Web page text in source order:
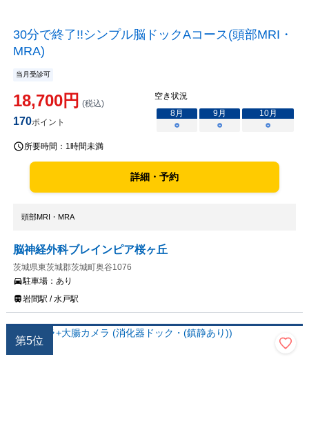
30分で終了!!シンプル脳ドックAコース(頭部MRI・
MRA)
当月受診可
18,700円 (税込)
170ポイント
空き状況
8月 9月 10月
○
○ ○
所要時間： 1時間未満
詳細・予約
頭部MRI・MRA
脳神経外科ブレインピア桜ヶ丘
茨城県東茨城郡茨城町奥谷1076
駐車場： あり
岩間駅 / 水戸駅
第5位